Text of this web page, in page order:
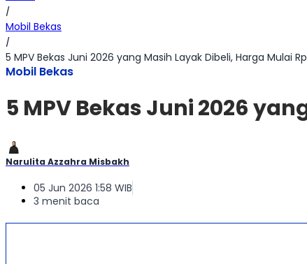
/
Mobil Bekas
/
5 MPV Bekas Juni 2026 yang Masih Layak Dibeli, Harga Mulai
Mobil Bekas
5 MPV Bekas Juni 2026
Narulita Azzahra Misbakh
05 Jun 2026 1:58 WIB
3 menit baca